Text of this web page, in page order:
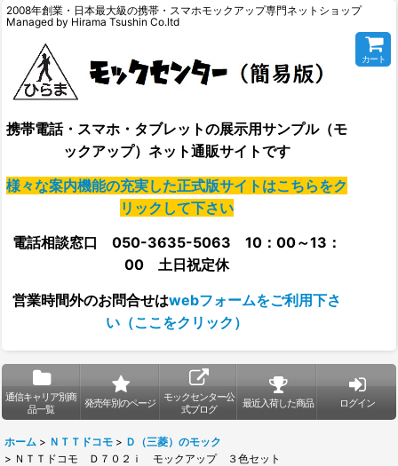
2008年創業・日本最大級の携帯・スマホモックアップ専門ネットショップ
Managed by Hirama Tsushin Co.ltd
携帯電話・スマホ・タブレットの展示用サンプル（モ
ックアップ）ネット通販サイトです
様々な案内機能の充実した正式版サイトはこちらをク
リックして下さい
電話相談窓口 050-3635-5063 10：00～13：
00 土日祝定休
営業時間外のお問合せはwebフォームをご利用下さ
い（ここをクリック）
カート
通信キャリア別商
品一覧
発売年別のページ
モックセンター公
式ブログ
最近入荷した商品 ログイン
ホーム > ＮＴＴドコモ > Ｄ（三菱）のモック
> ＮＴＴドコモ Ｄ７０２ｉ モックアップ ３色セット